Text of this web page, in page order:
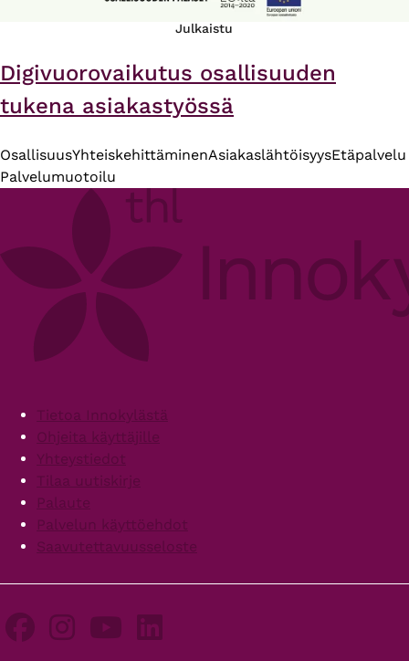
Julkaistu
Digivuorovaikutus osallisuuden
tukena asiakastyössä
OsallisuusYhteiskehittäminenAsiakaslähtöisyysEtäpalvelu
Palvelumuotoilu
FooterTietoa Innokylästä
Ohjeita käyttäjille
Yhteystiedot
Tilaa uutiskirje
Palaute
Palvelun käyttöehdot
Saavutettavuusseloste